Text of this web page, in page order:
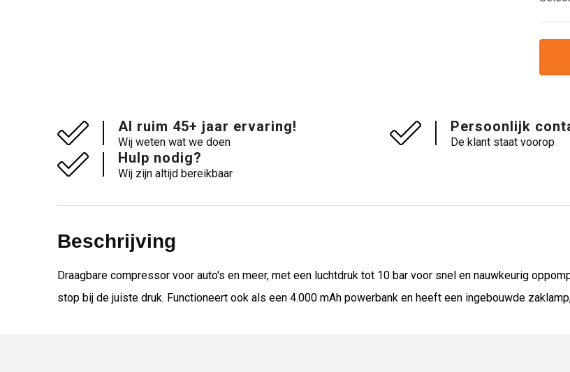
Al ruim 45+ jaar ervaring!
Wij weten wat we doen
Persoonlijk
De klant staat voorop
Hulp nodig?
Wij zijn altijd bereikbaar
Beschrijving
Draagbare compressor voor auto's en meer, met een luchtdruk tot 10 bar voor snel en nauwkeurig
stop bij de juiste druk. Functioneert ook als een 4.000 mAh powerbank en heeft een ingebouwde